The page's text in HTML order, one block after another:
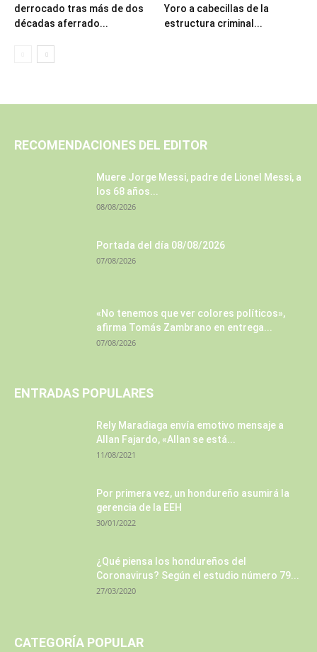
derrocado tras más de dos
décadas aferrado...
Yoro a cabecillas de la
estructura criminal...
RECOMENDACIONES DEL EDITOR
Muere Jorge Messi, padre de Lionel Messi, a
los 68 años...
08/08/2026
Portada del día 08/08/2026
07/08/2026
«No tenemos que ver colores políticos»,
afirma Tomás Zambrano en entrega...
07/08/2026
ENTRADAS POPULARES
Rely Maradiaga envía emotivo mensaje a
Allan Fajardo, «Allan se está...
11/08/2021
Por primera vez, un hondureño asumirá la
gerencia de la EEH
30/01/2022
¿Qué piensa los hondureños del
Coronavirus? Según el estudio número 79...
27/03/2020
CATEGORÍA POPULAR